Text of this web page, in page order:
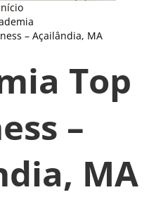
– Açailândia, MA
Top
–
MA